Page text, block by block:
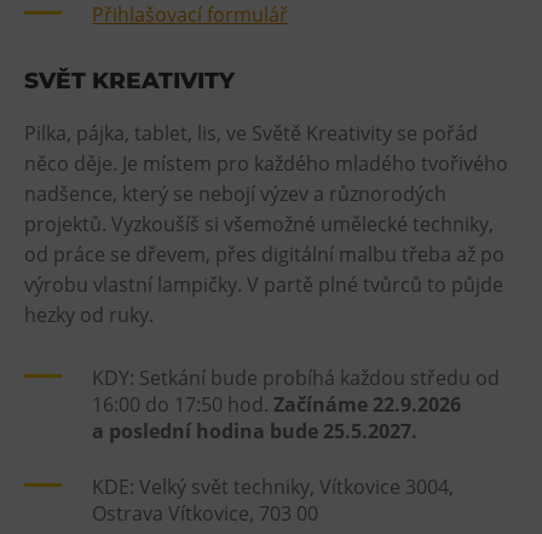
Výjezdní akce
Přihlašovací formulář
SVĚT KREATIVITY
Pilka, pájka, tablet, lis, ve Světě Kreativity se pořád
něco děje. Je místem pro každého mladého tvořivého
nadšence, který se nebojí výzev a různorodých
projektů. Vyzkoušíš si všemožné umělecké techniky,
od práce se dřevem, přes digitální malbu třeba až po
výrobu vlastní lampičky. V partě plné tvůrců to půjde
hezky od ruky.
KDY: Setkání bude probíhá každou středu od
16:00 do 17:50 hod. Začínáme 22.9.2026
a poslední hodina bude 25.5.2027.
KDE: Velký svět techniky, Vítkovice 3004,
Ostrava Vítkovice, 703 00